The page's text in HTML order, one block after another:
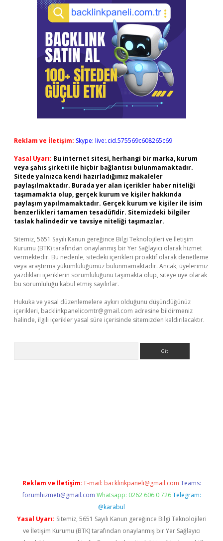
Reklam ve İletişim: Skype: live:.cid.575569c608265c69
Yasal Uyarı: Bu internet sitesi, herhangi bir marka, kurum
veya şahıs şirketi ile hiçbir bağlantısı bulunmamaktadır.
Sitede yalnızca kendi hazırladığımız makaleler
paylaşılmaktadır. Burada yer alan içerikler haber niteliği
taşımamakta olup, gerçek kurum ve kişiler hakkında
paylaşım yapılmamaktadır. Gerçek kurum ve kişiler ile isim
benzerlikleri tamamen tesadüfidir. Sitemizdeki bilgiler
taslak halindedir ve tavsiye niteliği taşımazlar.
Sitemiz, 5651 Sayılı Kanun gereğince Bilgi Teknolojileri ve İletişim
Kurumu (BTK) tarafından onaylanmış bir Yer Sağlayıcı olarak hizmet
vermektedir. Bu nedenle, sitedeki içerikleri proaktif olarak denetleme
veya araştırma yükümlülüğümüz bulunmamaktadır. Ancak, üyelerimiz
yazdıkları içeriklerin sorumluluğunu taşımakta olup, siteye üye olarak
bu sorumluluğu kabul etmiş sayılırlar.
Hukuka ve yasal düzenlemelere aykırı olduğunu düşündüğünüz
içerikleri, backlinkpanelicomtr@gmail.com adresine bildirmeniz
halinde, ilgili içerikler yasal süre içerisinde sitemizden kaldırılacaktır.
Reklam ve İletişim: E-mail: backlinkpaneli@gmail.com Teams:
forumhizmeti@gmail.com Whatsapp: 0262 606 0 726 Telegram:
@karabul
Yasal Uyarı: Sitemiz, 5651 Sayılı Kanun gereğince Bilgi Teknolojileri
ve İletişim Kurumu (BTK) tarafından onaylanmış bir Yer Sağlayıcı